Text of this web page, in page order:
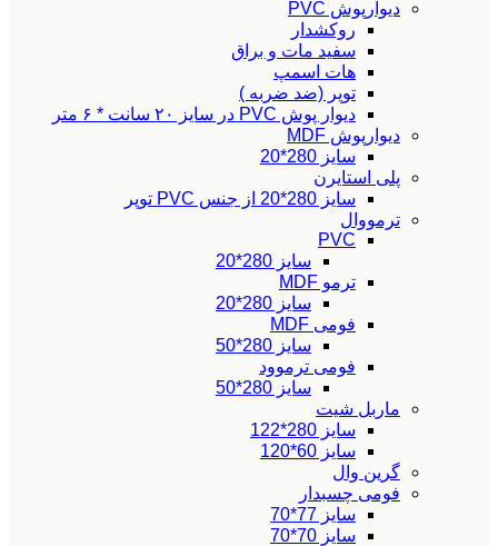
دیوارپوش PVC
روکشدار
سفید مات و براق
هات اسمپ
توپر (ضد ضربه )
دیوار پوش PVC در سایز ۲۰ سانت * ۶ متر
دیوارپوش MDF
سایز 280*20
پلی استایرن
سایز 280*20 از جنس PVC توپر
ترمووال
PVC
سایز 280*20
ترمو MDF
سایز 280*20
فومی MDF
سایز 280*50
فومی ترموود
سایز 280*50
ماربل شیت
سایز 280*122
سایز 60*120
گرین وال
فومی چسبدار
سایز 77*70
سایز 70*70